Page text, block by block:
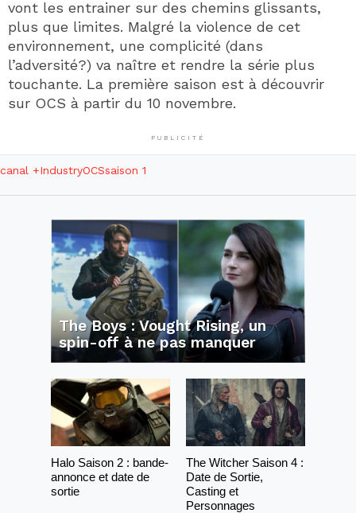
vont les entrainer sur des chemins glissants,
plus que limites. Malgré la violence de cet
environnement, une complicité (dans
l’adversité?) va naître et rendre la série plus
touchante. La première saison est à découvrir
sur OCS à partir du 10 novembre.
PUBLICITÉ
canal +IndustryOCSsaison 1
The Boys : Vought Rising, un
spin-off à ne pas manquer
Halo Saison 2 : bande-
annonce et date de
sortie
The Witcher Saison 4 :
Date de Sortie,
Casting et
Personnages